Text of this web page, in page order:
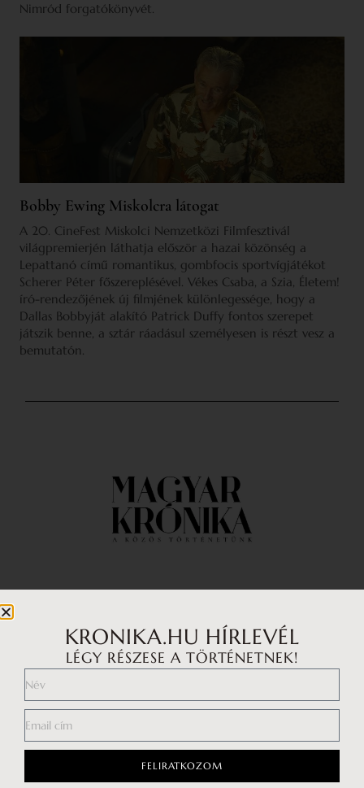
Nimród forgatókönyvét.
Bobby Ewing Miskolcra látogat
A 20. CineFest Miskolci Nemzetközi Filmfesztivál
világpremierjén láthatja először a hazai közönség a
Lepattanó című romantikus, gombfocis sportvígjátékot
Scherer Péter főszereplésével. Vékes Csaba, a Szia, Életem!
író-rendezőjének új filmjének különlegessége, hogy a
Dallas Bobbyját alakító Patrick Duffy fontos szerepet
játszik benne, a sztár ráadásul személyesen is részt vesz a
bemutatón.
Médiaajánlat
Adatkezelési tájékoztató
Facebook
KRONIKA.HU HÍRLEVÉL
LÉGY RÉSZESE A TÖRTÉNETNEK!
FELIRATKOZOM